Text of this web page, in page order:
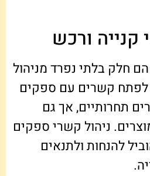
קנייה ורכש
חלק בלתי נפרד מניהול
קשרים עם ספקים
תחרותיים, אך גם
ניהול קשרי ספקים
להנחות ולתנאים